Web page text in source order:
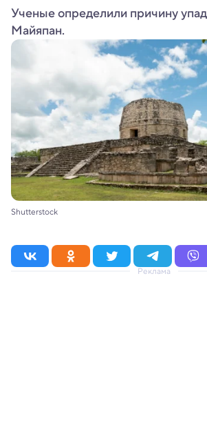
Ученые определили причину
Майяпан.
Shutterstock
Реклама